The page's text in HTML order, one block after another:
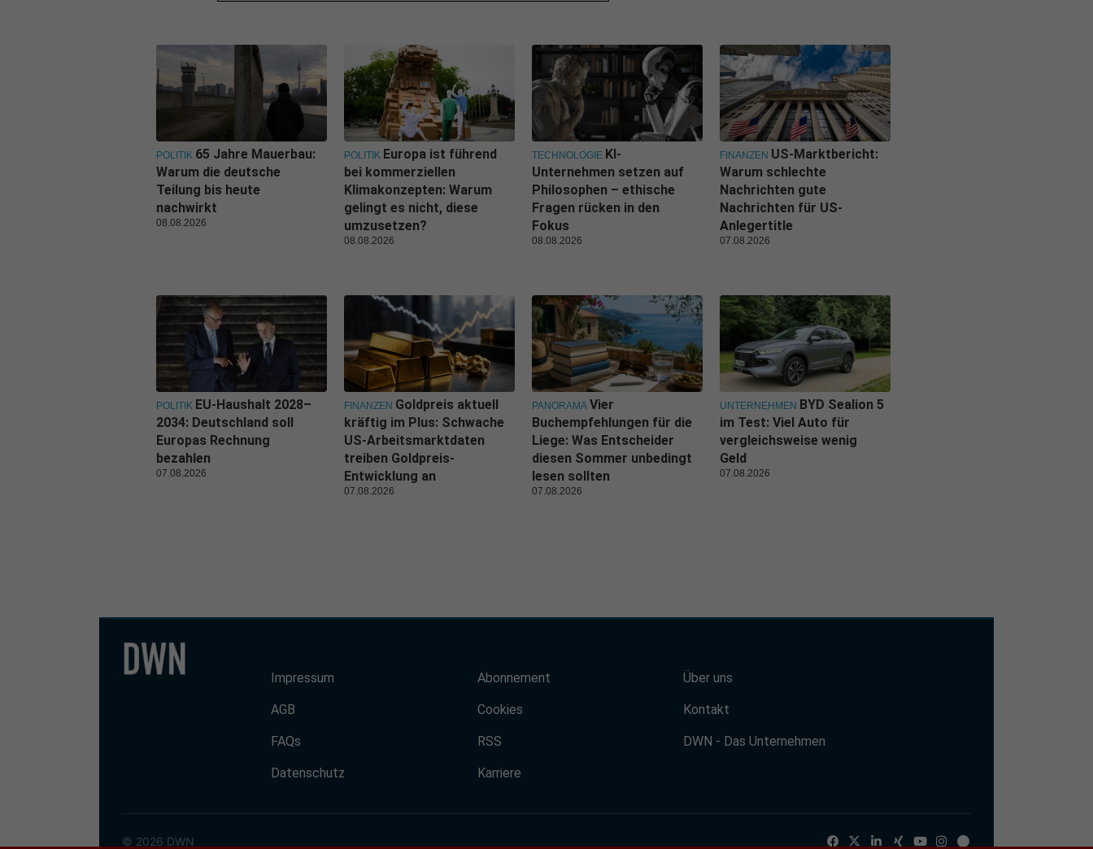
POLITIK 65 Jahre Mauerbau:
Warum die deutsche
Teilung bis heute
nachwirkt
08.08.2026
POLITIK Europa ist führend
bei kommerziellen
Klimakonzepten: Warum
gelingt es nicht, diese
umzusetzen?
08.08.2026
TECHNOLOGIE KI-
Unternehmen setzen auf
Philosophen – ethische
Fragen rücken in den
Fokus
08.08.2026
FINANZEN US-Marktbericht:
Warum schlechte
Nachrichten gute
Nachrichten für US-
Anlegertitle
07.08.2026
POLITIK EU-Haushalt 2028–
2034: Deutschland soll
Europas Rechnung
bezahlen
07.08.2026
FINANZEN Goldpreis aktuell
kräftig im Plus: Schwache
US-Arbeitsmarktdaten
treiben Goldpreis-
Entwicklung an
07.08.2026
PANORAMA Vier
Buchempfehlungen für die
Liege: Was Entscheider
diesen Sommer unbedingt
lesen sollten
07.08.2026
UNTERNEHMEN BYD Sealion 5
im Test: Viel Auto für
vergleichsweise wenig
Geld
07.08.2026
Impressum
AGB
FAQs
Datenschutz
Abonnement
Cookies
RSS
Karriere
Über uns
Kontakt
DWN - Das Unternehmen
© 2026 DWN